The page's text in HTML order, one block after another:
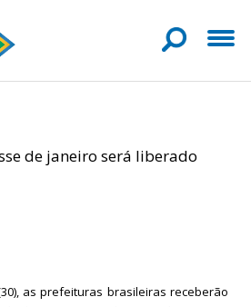
de janeiro será liberado
as prefeituras brasileiras receberão